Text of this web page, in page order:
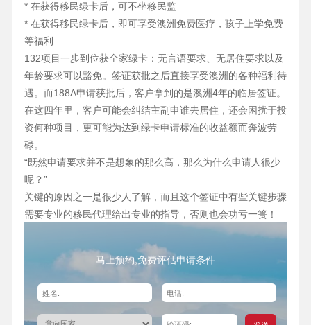
* 在获得移民绿卡后，可不坐移民监
* 在获得移民绿卡后，即可享受澳洲免费医疗，孩子上学免费
等福利
132项目一步到位获全家绿卡：无言语要求、无居住要求以及
年龄要求可以豁免。签证获批之后直接享受澳洲的各种福利待
遇。而188A申请获批后，客户拿到的是澳洲4年的临居签证。
在这四年里，客户可能会纠结主副申谁去居住，还会困扰于投
资何种项目，更可能为达到绿卡申请标准的收益额而奔波劳
碌。
“既然申请要求并不是想象的那么高，那么为什么申请人很少
呢？”
关键的原因之一是很少人了解，而且这个签证中有些关键步骤
需要专业的移民代理给出专业的指导，否则也会功亏一篑！
马上预约,免费评估申请条件